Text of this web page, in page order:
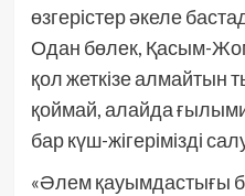
өзгерістер әкеле
Одан бөлек, Қасым-
қол жеткізе алмайтын
қоймай, алайда ғылыми
бар күш-жігерімізді
«Әлем қауымдастығы